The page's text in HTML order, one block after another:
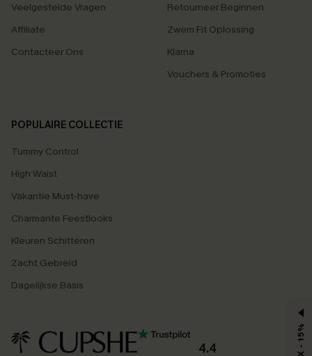
Veelgestelde Vragen
Affiliate
Contacteer Ons
Retourneer Beginnen
Zwem Fit Oplossing
Klarna
Vouchers & Promoties
POPULAIRE COLLECTIE
Tummy Control
High Waist
Vakantie Must-have
Charmante Feestlooks
Kleuren Schitteren
Zacht Gebreid
Dagelijkse Basis
4.4